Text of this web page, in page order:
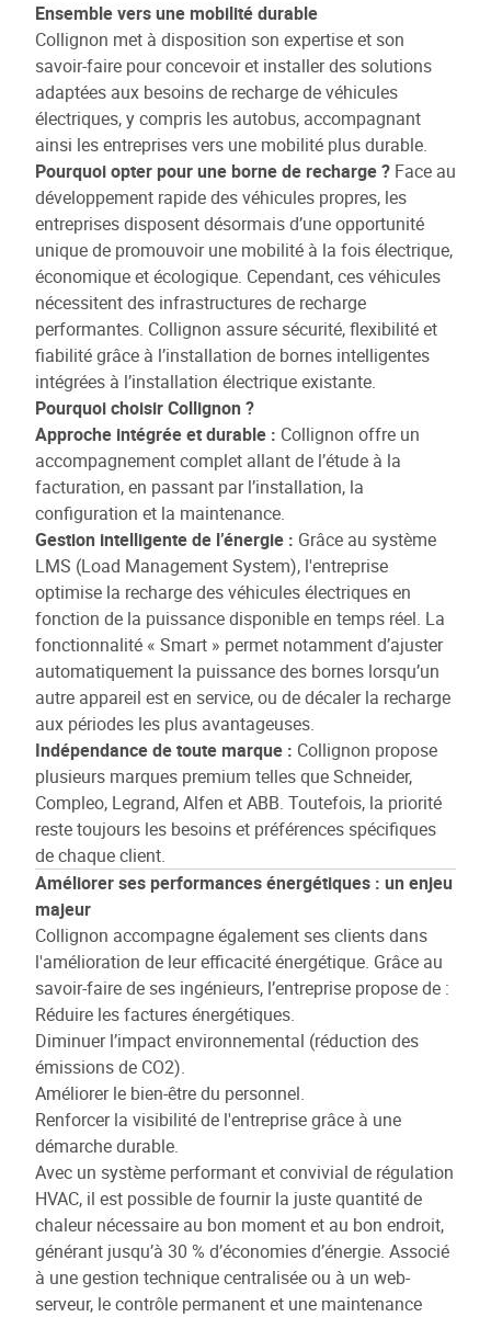
Ensemble vers une mobilité durable
Collignon met à disposition son expertise et son
savoir-faire pour concevoir et installer des solutions
adaptées aux besoins de recharge de véhicules
électriques, y compris les autobus, accompagnant
ainsi les entreprises vers une mobilité plus durable.
Pourquoi opter pour une borne de recharge ? Face au
développement rapide des véhicules propres, les
entreprises disposent désormais d’une opportunité
unique de promouvoir une mobilité à la fois électrique,
économique et écologique. Cependant, ces véhicules
nécessitent des infrastructures de recharge
performantes. Collignon assure sécurité, flexibilité et
fiabilité grâce à l’installation de bornes intelligentes
intégrées à l’installation électrique existante.
Pourquoi choisir Collignon ?
Approche intégrée et durable : Collignon offre un
accompagnement complet allant de l’étude à la
facturation, en passant par l’installation, la
configuration et la maintenance.
Gestion intelligente de l’énergie : Grâce au système
LMS (Load Management System), l'entreprise
optimise la recharge des véhicules électriques en
fonction de la puissance disponible en temps réel. La
fonctionnalité « Smart » permet notamment d’ajuster
automatiquement la puissance des bornes lorsqu’un
autre appareil est en service, ou de décaler la recharge
aux périodes les plus avantageuses.
Indépendance de toute marque : Collignon propose
plusieurs marques premium telles que Schneider,
Compleo, Legrand, Alfen et ABB. Toutefois, la priorité
reste toujours les besoins et préférences spécifiques
de chaque client.
Améliorer ses performances énergétiques : un enjeu
majeur
Collignon accompagne également ses clients dans
l'amélioration de leur efficacité énergétique. Grâce au
savoir-faire de ses ingénieurs, l’entreprise propose de :
Réduire les factures énergétiques.
Diminuer l’impact environnemental (réduction des
émissions de CO2).
Améliorer le bien-être du personnel.
Renforcer la visibilité de l'entreprise grâce à une
démarche durable.
Avec un système performant et convivial de régulation
HVAC, il est possible de fournir la juste quantité de
chaleur nécessaire au bon moment et au bon endroit,
générant jusqu’à 30 % d’économies d’énergie. Associé
à une gestion technique centralisée ou à un web-
serveur, le contrôle permanent et une maintenance